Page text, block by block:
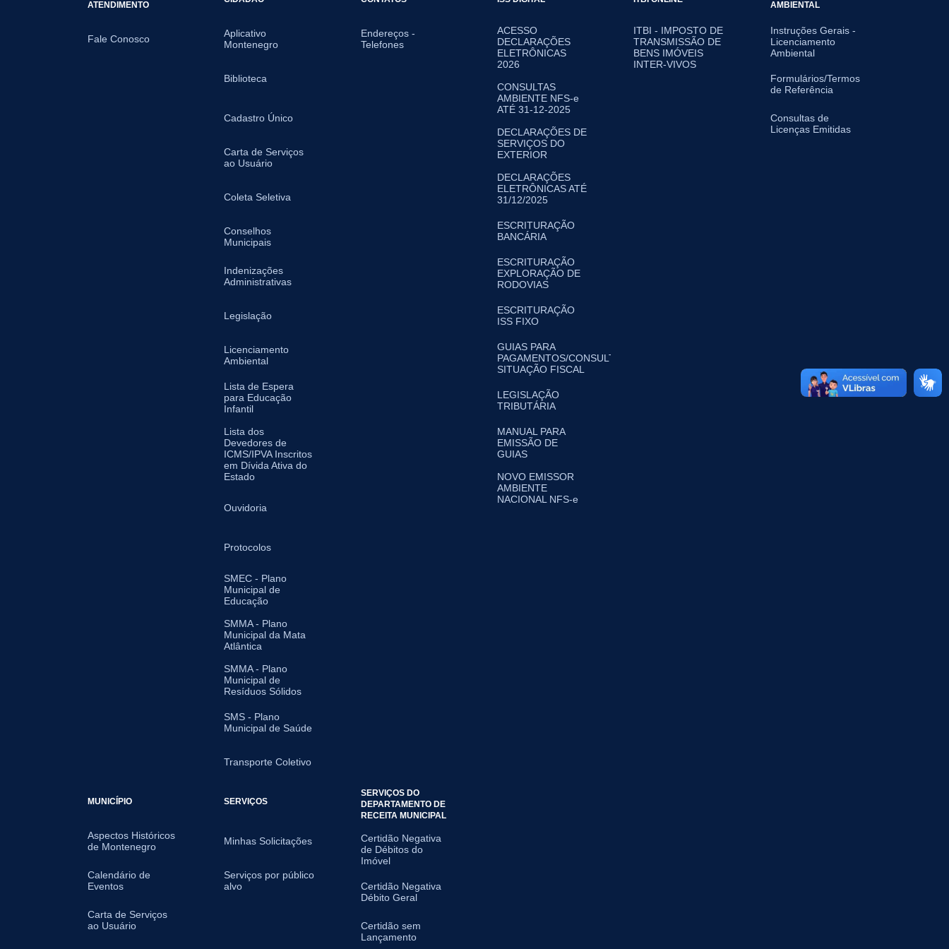
ATENDIMENTO
Fale Conosco
Aplicativo
Montenegro
Biblioteca
Cadastro Único
Carta de Serviços
ao Usuário
Coleta Seletiva
Conselhos
Municipais
Indenizações
Administrativas
Legislação
Licenciamento
Ambiental
Lista de Espera
para Educação
Infantil
Lista dos
Devedores de
ICMS/IPVA Inscritos
em Dívida Ativa do
Estado
Ouvidoria
Protocolos
SMEC - Plano
Municipal de
Educação
SMMA - Plano
Municipal da Mata
Atlântica
SMMA - Plano
Municipal de
Resíduos Sólidos
SMS - Plano
Municipal de Saúde
Transporte Coletivo
Endereços -
Telefones
ACESSO
DECLARAÇÕES
ELETRÔNICAS
2026
CONSULTAS
AMBIENTE NFS-e
ATÉ 31-12-2025
DECLARAÇÕES DE
SERVIÇOS DO
EXTERIOR
DECLARAÇÕES
ELETRÔNICAS ATÉ
31/12/2025
ESCRITURAÇÃO
BANCÁRIA
ESCRITURAÇÃO
EXPLORAÇÃO DE
RODOVIAS
ESCRITURAÇÃO
ISS FIXO
GUIAS PARA
PAGAMENTOS/CONSULTA
SITUAÇÃO FISCAL
LEGISLAÇÃO
TRIBUTÁRIA
MANUAL PARA
EMISSÃO DE
GUIAS
NOVO EMISSOR
AMBIENTE
NACIONAL NFS-e
ITBI - IMPOSTO DE
TRANSMISSÃO DE
BENS IMÓVEIS
INTER-VIVOS
AMBIENTAL
Instruções Gerais -
Licenciamento
Ambiental
Formulários/Termos
de Referência
Consultas de
Licenças Emitidas
MUNICÍPIO
Aspectos Históricos
de Montenegro
Calendário de
Eventos
Carta de Serviços
ao Usuário
SERVIÇOS
Minhas Solicitações
Serviços por público
alvo
SERVIÇOS DO
DEPARTAMENTO DE
RECEITA MUNICIPAL
Certidão Negativa
de Débitos do
Imóvel
Certidão Negativa
Débito Geral
Certidão sem
Lançamento